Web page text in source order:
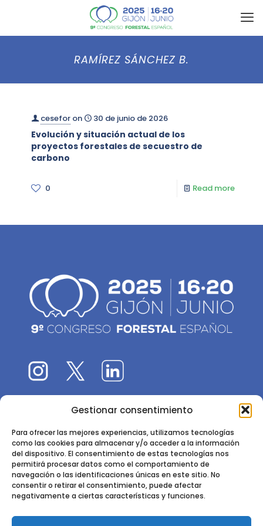
Gestionar consentimiento
Para ofrecer las mejores experiencias, utilizamos tecnologías
como las cookies para almacenar y/o acceder a la información
del dispositivo. El consentimiento de estas tecnologías nos
permitirá procesar datos como el comportamiento de
navegación o las identificaciones únicas en este sitio. No
consentir o retirar el consentimiento, puede afectar
negativamente a ciertas características y funciones.
RAMÍREZ SÁNCHEZ B.
cesefor on 30 de junio de 2026
Evolución y situación actual de los
proyectos forestales de secuestro de
carbono
0 Read more
El 9CFE es una actividad promovida por laSociedad
Instituto de Ciencias Forestales, INIA-CSIC
Ctra. de la Coruña km 7,5 - 28040 Madrid